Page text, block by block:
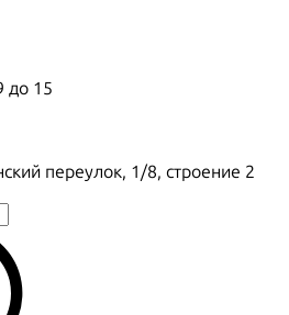
до 15
переулок, 1/8, строение 2